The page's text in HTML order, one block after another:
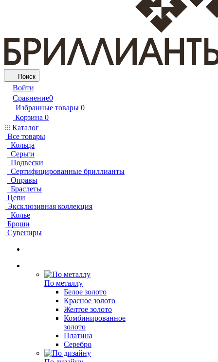
Поиск
Войти
Сравнение0
Избранные товары 0
Корзина 0
Каталог
Все товары
Кольца
Серьги
Подвески
Сертифицированные бриллианты
Оправы
Браслеты
Цепи
Эксклюзивная коллекция
Колье
Броши
Сувениры
По металлу
Белое золото
Красное золото
Желтое золото
Комбинированное
золото
Платина
Серебро